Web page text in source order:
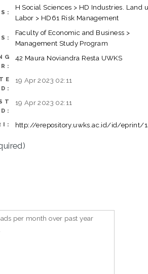
H Social Sciences > HD Industries. Land
Labor > HD61 Risk Management
Faculty of Economic and Business >
Management Study Program
42 Maura Noviandra Resta UWKS
19 Apr 2023 02:11
19 Apr 2023 02:11
http://erepository.uwks.ac.id/id/eprint/
per month over past year